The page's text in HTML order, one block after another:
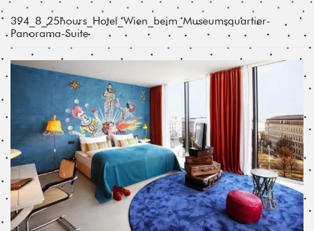
394_8_25hours_Hotel_Wien_beim_Museumsquartier-
Panorama-Suite